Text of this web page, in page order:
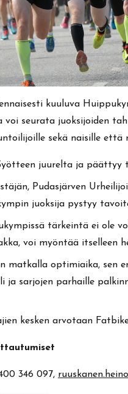
kuuluva
voi seurata juoksijoiden
sekä naisille että
juurelta ja päättyy
Pudasjärven
juoksija pystyy
tärkeintä ei ole
voi myöntää itselleen
matkalla optimiaika, sen
ja sarjojen parhaille
kesken arvotaan
346 097,